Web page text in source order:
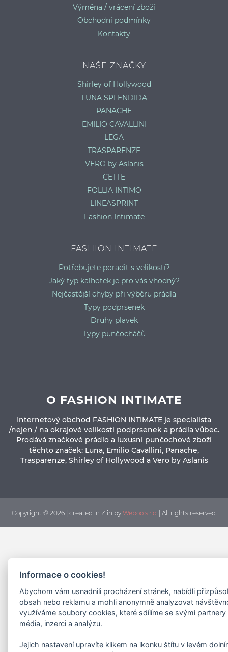
Výměna / vrácení zboží
Obchodní podmínky
Kontakty
NAŠE ZNAČKY
Shirley of Hollywood
LUNA SPLENDIDA
PANACHE
EMILIO CAVALLINI
LEGA
TRASPARENZE
VERO by Aslanis
CETTE
FOLLIA INTIMO
LINEASPRINT
Fashion Intimate
FASHION INTIMATE
Potřebujete poradit s velikostí?
Jaký typ kalhotek je pro vás vhodný?
Nejčastější chyby při výběru prádla
Typy podprsenek
Druhy plavek
Typy punčocháčů
O FASHION INTIMATE
Internetový obchod FASHION INTIMATE je specialista
/nejen / na okrajové velikosti podprsenek a prádla vůbec.
Prodává značkové prádlo a luxusní punčochové zboží
těchto značek: Luna, Emilio Cavallini, Panache,
Trasparenze, Shirley of Hollywood a Vero by Aslanis
Copyright © 2026 | created in Zlin by Weboo s.r.o.| All rights reserved.
Informace o cookies!
Abychom vám usnadnili procházení stránek, nabídli
obsah nebo reklamu a mohli anonymně analyzovat
využíváme soubory cookies, které sdílíme se svými
média, inzerci a analýzu.
Jejich nastavení upravíte klikem na ikonku štítu v levém